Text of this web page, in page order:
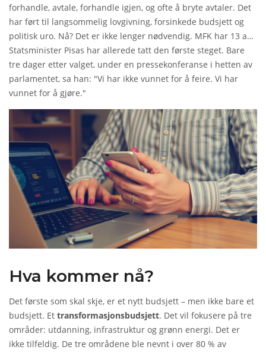
forhandle, avtale, forhandle igjen, og ofte å bryte avtaler. Det
har ført til langsommelig lovgivning, forsinkede budsjett og
politisk uro. Nå? Det er ikke lenger nødvendig. MFK har 13 av
21 seter – det betyr at de kan vedta lover, endre
skattelovgivning, og endre forvaltningsstrukturer uten å måtte
konsultere noen. Det er ikke bare effektivitet – det er ansvar.
Og det er en ny type politikk.
Statsminister Pisas har allerede tatt den første steget. Bare
tre dager etter valget, under en pressekonferanse i hetten av
parlamentet, sa han: "Vi har ikke vunnet for å feire. Vi har
vunnet for å gjøre."
Hva kommer nå?
Det første som skal skje, er et nytt budsjett – men ikke bare et
budsjett. Et transformasjonsbudsjett. Det vil fokusere på tre
områder: utdanning, infrastruktur og grønn energi. Det er
ikke tilfeldig. De tre områdene ble nevnt i over 80 % av